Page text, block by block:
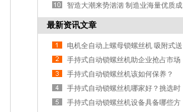
智造大潮来势汹汹 制造业海量优质成
功案例和行业解决方案大解读
最新资讯文章
电机全自动上螺母锁螺丝机 吸附式送
拧螺母 四轴吹气式打螺丝机
手持式自动锁螺丝机助企业抢占市场
手持式自动锁螺丝机该如何保养？
手持式自动锁螺丝机哪家好？挑选时
着重观察什么？
手持式自动锁螺丝机设备具备哪些方